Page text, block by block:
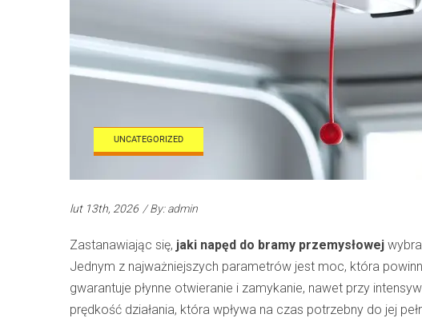
UNCATEGORIZED
lut 13th, 2026 / By: admin
Zastanawiając się, jaki napęd do bramy przemysłowej
Jednym z najważniejszych parametrów jest moc, która
gwarantuje płynne otwieranie i zamykanie, nawet przy
prędkość działania, która wpływa na czas potrzebny do jej